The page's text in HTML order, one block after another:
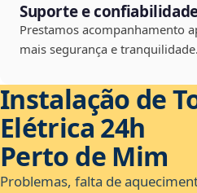
Suporte e
Prestamos acompanhamento
mais segurança e tranquilidade.
Instalação de
Elétrica 24h
Perto de Mim
Problemas, falta de